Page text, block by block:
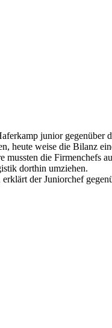
junior gegenüber
heute weise die Bilanz
die Firmenchefs
dorthin umziehen.
der Juniorchef